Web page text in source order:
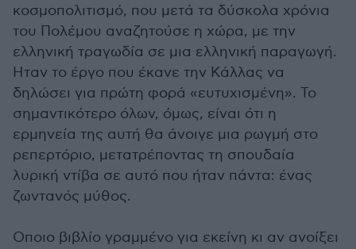
κοσμοπολιτισμό, που μετά τα δύσκολα χρόνια
του Πολέμου αναζητούσε η χώρα, με την
ελληνική τραγωδία σε μια ελληνική παραγωγή.
Ηταν το έργο που έκανε την Κάλλας να
δηλώσει για πρώτη φορά «ευτυχισμένη». Το
σημαντικότερο όλων, όμως, είναι ότι η
ερμηνεία της αυτή θα άνοιγε μια ρωγμή στο
ρεπερτόριο, μετατρέποντας τη σπουδαία
λυρική ντίβα σε αυτό που ήταν πάντα: ένας
ζωντανός μύθος.
Οποιο βιβλίο γραμμένο για εκείνη κι αν ανοίξει